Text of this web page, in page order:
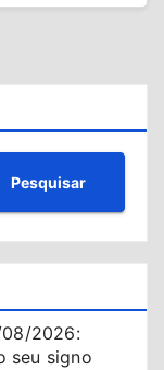
Pesquisar
2026:
seu signo